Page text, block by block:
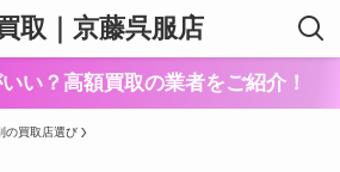
取｜京藤呉服店
い？高額買取の業者をご紹介！
の買取店選び